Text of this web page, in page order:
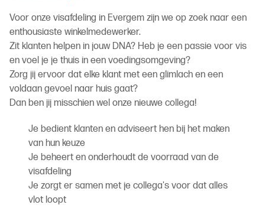
Voor onze visafdeling in Evergem zijn we op zoek naar een
enthousiaste winkelmedewerker.
Zit klanten helpen in jouw DNA? Heb je een passie voor vis
en voel je je thuis in een voedingsomgeving?
Zorg jij ervoor dat elke klant met een glimlach en een
voldaan gevoel naar huis gaat?
Dan ben jij misschien wel onze nieuwe collega!
Je bedient klanten en adviseert hen bij het maken
van hun keuze
Je beheert en onderhoudt de voorraad van de
visafdeling
Je zorgt er samen met je collega's voor dat alles
vlot loopt